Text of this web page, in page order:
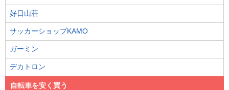
好日山荘
サッカーショップKAMO
ガーミン
デカトロン
自転車を安く買う